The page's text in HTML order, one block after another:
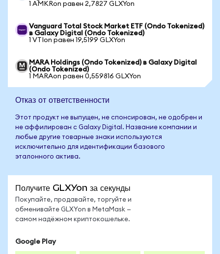
1 AMKRon равен 2,7827 GLXYon
Vanguard Total Stock Market ETF (Ondo Tokenized)
в Galaxy Digital (Ondo Tokenized)
1 VTIon равен 19,5199 GLXYon
MARA Holdings (Ondo Tokenized) в Galaxy Digital
(Ondo Tokenized)
1 MARAon равен 0,559816 GLXYon
Отказ от ответственности
Этот продукт не выпущен, не спонсирован, не одобрен и
не аффилирован с Galaxy Digital. Название компании и
любые другие товарные знаки используются
исключительно для идентификации базового
эталонного актива.
Получите GLXYon за секунды
Покупайте, продавайте, торгуйте и
обменивайте GLXYon в MetaMask —
самом надёжном криптокошельке.
Google Play